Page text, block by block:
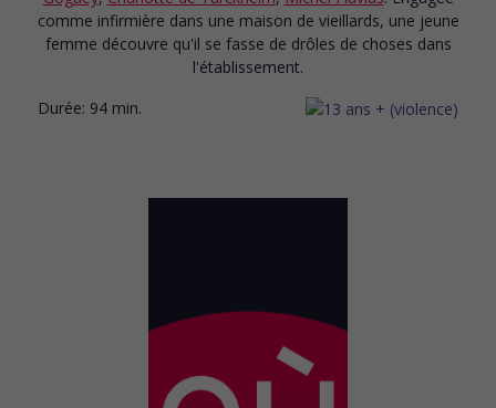
comme infirmière dans une maison de vieillards, une jeune
femme découvre qu'il se fasse de drôles de choses dans
l'établissement.
Durée: 94 min.